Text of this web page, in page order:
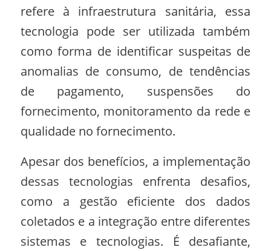
refere à infraestrutura sanitária, essa
tecnologia pode ser utilizada também
como forma de identificar suspeitas de
anomalias de consumo, de tendências
de pagamento, suspensões do
fornecimento, monitoramento da rede e
qualidade no fornecimento.
Apesar dos benefícios, a implementação
dessas tecnologias enfrenta desafios,
como a gestão eficiente dos dados
coletados e a integração entre diferentes
sistemas e tecnologias. É desafiante,